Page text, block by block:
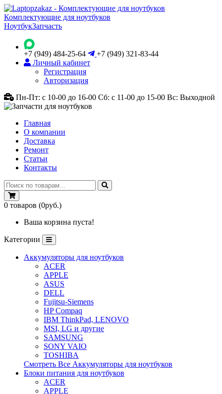
Комплектующие для ноутбуков
НоутбукЗапчасть
+7 (949) 484-25-64
+7 (949) 321-83-44
Личный кабинет
Регистрация
Авторизация
Пн-Пт: с 10-00 до 16-00 Сб: с 11-00 до 15-00 Вс: Выходной
Главная
О компании
Доставка
Ремонт
Статьи
Контакты
0 товаров (0руб.)
Ваша корзина пуста!
Категории
Аккумуляторы для ноутбуков
ACER
APPLE
ASUS
DELL
Fujitsu-Siemens
HP Compaq
IBM ThinkPad, LENOVO
MSI, LG и другие
SAMSUNG
SONY VAIO
TOSHIBA
Смотреть Все Аккумуляторы для ноутбуков
Блоки питания для ноутбуков
ACER
APPLE